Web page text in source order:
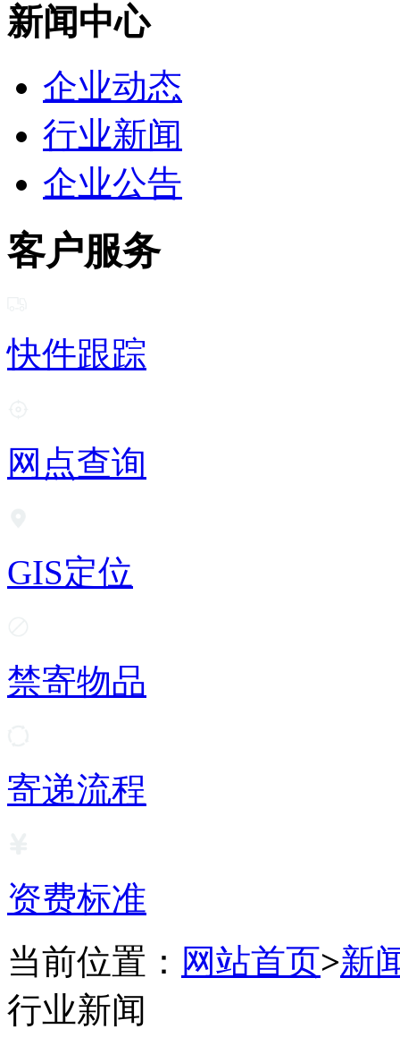
新闻中心
企业动态
行业新闻
企业公告
客户服务
快件跟踪
网点查询
GIS定位
禁寄物品
寄递流程
资费标准
当前位置： 网站首页>新
行业新闻